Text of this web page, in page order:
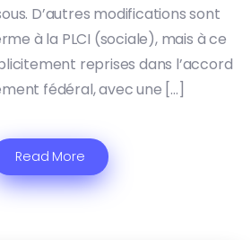
D’autres modifications sont
à la PLCI (sociale), mais à ce
reprises dans l’accord
fédéral, avec une […]
Read More